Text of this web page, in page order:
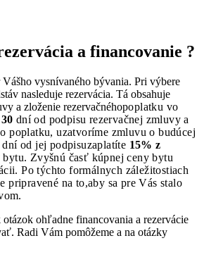
a financovanie ?
vysnívaného bývania. Pri výbere
nasleduje rezervácia. Tá obsahuje
a zloženie rezervačnéhopoplatku vo
dní od podpisu rezervačnej zmluvy a
poplatku, uzatvoríme zmluvu o budúcej
od jej podpisuzaplatíte 15% z
bytu. Zvyšnú časť kúpnej ceny bytu
Po týchto formálnych záležitostiach
pripravené na to,aby sa pre Vás stalo
ohľadne financovania a rezervácie
Radi Vám pomôžeme a na otázky